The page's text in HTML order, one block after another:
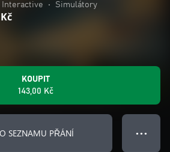
Interactive • Simulátory
KOUPIT
143,00 Kč
SEZNAMU PŘÁNÍ ● ● ●